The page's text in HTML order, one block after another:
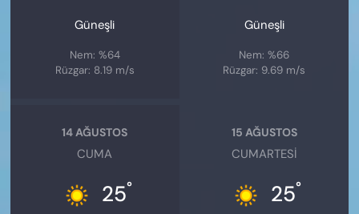
Güneşli
Nem: %64
Rüzgar: 8.19 m/s
Güneşli
Nem: %66
Rüzgar: 9.69 m/s
14 AĞUSTOS
CUMA
25°
15 AĞUSTOS
CUMARTESI
25°